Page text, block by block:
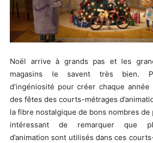
Noël arrive à grands pas et les
magasins le savent très bien.
d’ingéniosité pour créer chaque
des fêtes des courts-métrages
la fibre nostalgique de bons nombres de
intéressant de remarquer que
d’animation sont utilisés dans ces